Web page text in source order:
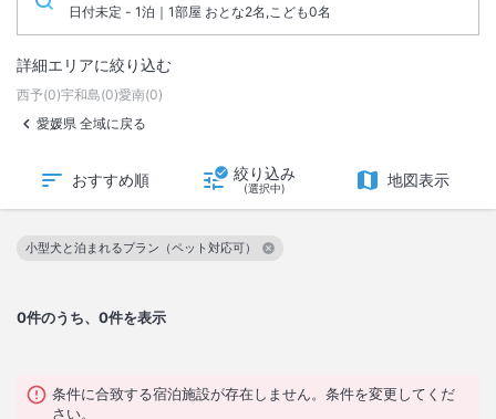
日付未定 - 1泊｜1部屋 おとな2名,こども0名
詳細エリアに絞り込む
西予(0)宇和島(0)愛南(0)
愛媛県 全域に戻る
おすすめ順 絞り込み
(選択中) 地図表示
0件のうち、0件を表示
小型犬と泊まれるプラン（ペット対応可）
この絞り込み条件を解除
条件に合致する宿泊施設が存在しません。条件を変更してくだ
さい。